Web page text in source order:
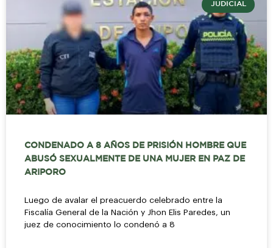
JUDICIAL
CONDENADO A 8 AÑOS DE PRISIÓN HOMBRE QUE
ABUSÓ SEXUALMENTE DE UNA MUJER EN PAZ DE
ARIPORO
Luego de avalar el preacuerdo celebrado entre la
Fiscalía General de la Nación y Jhon Elis Paredes, un
juez de conocimiento lo condenó a 8